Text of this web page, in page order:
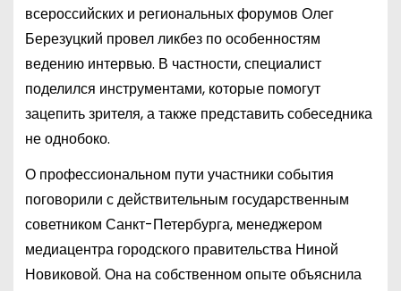
всероссийских и региональных форумов Олег
Березуцкий провел ликбез по особенностям
ведению интервью. В частности, специалист
поделился инструментами, которые помогут
зацепить зрителя, а также представить собеседника
не однобоко.
О профессиональном пути участники события
поговорили с действительным государственным
советником Санкт-Петербурга, менеджером
медиацентра городского правительства Ниной
Новиковой. Она на собственном опыте объяснила